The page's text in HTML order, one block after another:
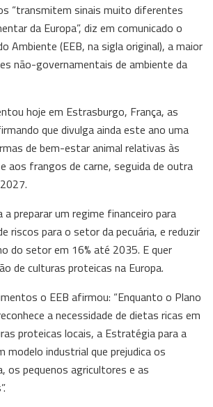
“transmitem sinais muito diferentes
da Europa”, diz em comunicado o
Ambiente (EEB, na sigla original), a maior
não-governamentais de ambiente da
hoje em Estrasburgo, França, as
que divulga ainda este ano uma
de bem-estar animal relativas às
aos frangos de carne, seguida de outra
a preparar um regime financeiro para
riscos para o setor da pecuária, e reduzir
do setor em 16% até 2035. E quer
de culturas proteicas na Europa.
o EEB afirmou: “Enquanto o Plano
a necessidade de dietas ricas em
proteicas locais, a Estratégia para a
modelo industrial que prejudica os
os pequenos agricultores e as